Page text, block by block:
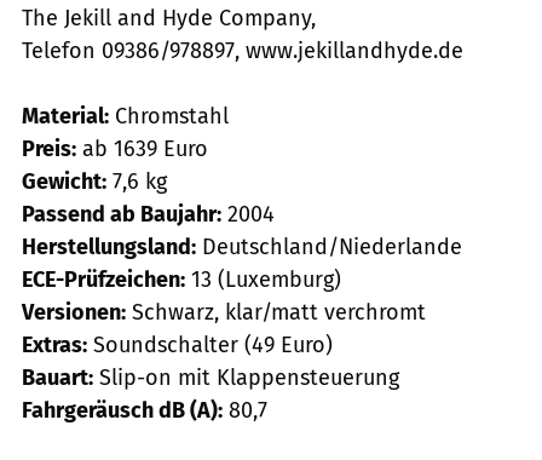
The Jekill and Hyde Company,
Telefon 09386/978897, www.jekillandhyde.de
Material: Chromstahl
Preis: ab 1639 Euro
Gewicht: 7,6 kg
Passend ab Baujahr: 2004
Herstellungsland: Deutschland/Niederlande
ECE-Prüfzeichen: 13 (Luxemburg)
Versionen: Schwarz, klar/matt verchromt
Extras: Soundschalter (49 Euro)
Bauart: Slip-on mit Klappensteuerung
Fahrgeräusch dB (A): 80,7